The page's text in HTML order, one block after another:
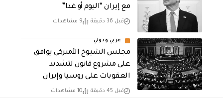
مع إيران “اليوم أو غدا”
قبل 36 دقيقة 9 مشاهدات
عربي ودولي
مجلس الشيوخ الأميركي يوافق
على مشروع قانون لتشديد
العقوبات على روسيا وإيران
قبل 45 دقيقة 10 مشاهدات